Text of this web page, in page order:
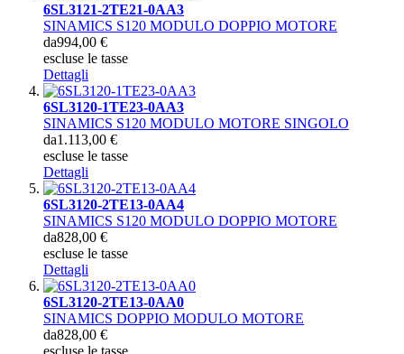
6SL3121-2TE21-0AA3
SINAMICS S120 MODULO DOPPIO MOTORE
da994,00 €
escluse le tasse
Dettagli
6SL3120-1TE23-0AA3
SINAMICS S120 MODULO MOTORE SINGOLO
da1.113,00 €
escluse le tasse
Dettagli
6SL3120-2TE13-0AA4
SINAMICS S120 MODULO DOPPIO MOTORE
da828,00 €
escluse le tasse
Dettagli
6SL3120-2TE13-0AA0
SINAMICS DOPPIO MODULO MOTORE
da828,00 €
escluse le tasse